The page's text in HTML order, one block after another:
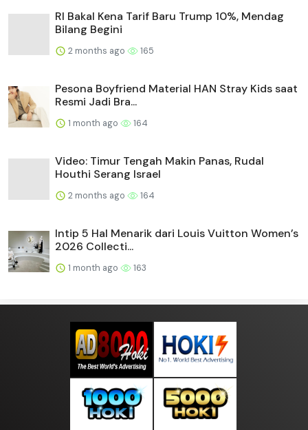
RI Bakal Kena Tarif Baru Trump 10%, Mendag
Bilang Begini
2 months ago 165
Pesona Boyfriend Material HAN Stray Kids saat
Resmi Jadi Bra...
1 month ago 164
Video: Timur Tengah Makin Panas, Rudal
Houthi Serang Israel
2 months ago 164
Intip 5 Hal Menarik dari Louis Vuitton Women’s
2026 Collecti...
1 month ago 163